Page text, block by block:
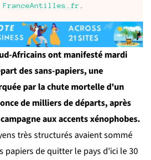
Africains ont manifesté mardi
des sans-papiers, une
par la chute mortelle d'un
de milliers de départs, après
aux accents xénophobes.
très structurés avaient sommé
papiers de quitter le pays d'ici le 30